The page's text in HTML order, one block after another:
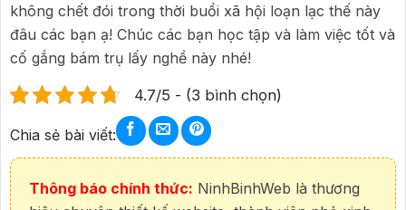
không chết đói trong thời buổi xã hội loạn lạc thế này
đâu các bạn ạ! Chúc các bạn học tập và làm việc tốt và
cố gắng bám trụ lấy nghề này nhé!
4.7/5 - (3 bình chọn)
Chia sẻ bài viết:
Thông báo chính thức: NinhBinhWeb là thương